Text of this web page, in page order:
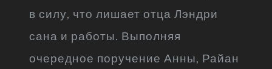
в силу, что лишает отца Лэндри
сана и работы. Выполняя
очередное поручение Анны, Райан